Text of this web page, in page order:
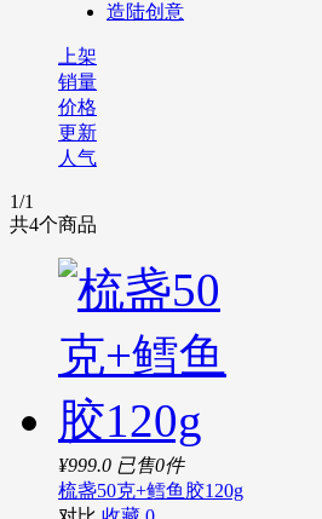
造陆创意
上架
销量
价格
更新
人气
1/1
共4个商品
¥999.0 已售0件
梳盏50克+鳕鱼胶120g